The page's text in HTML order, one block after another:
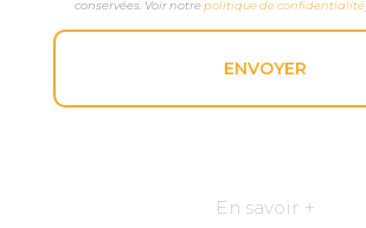
conservées. Voir notrepolitique de confidentialité
En savoir +